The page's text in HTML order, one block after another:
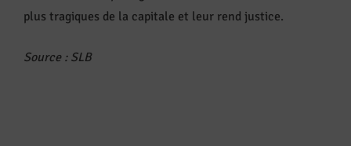
plus tragiques de la capitale et leur rend justice.
Source : SLB